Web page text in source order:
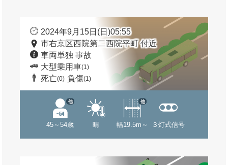
2024年9月15日(日)05:55
市右京区西院第二西院平町 付近
車両単独 事故
大型乗用車(1)
死亡(0) 負傷(1)
45～54歳
他
晴 幅19.5m～
他
３灯式信号